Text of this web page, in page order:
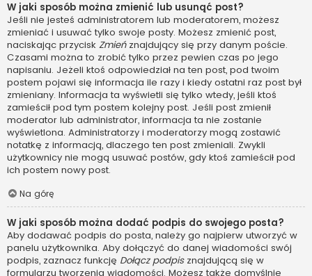
W jaki sposób można zmienić lub usunąć post?
Jeśli nie jesteś administratorem lub moderatorem, możesz
zmieniać i usuwać tylko swoje posty. Możesz zmienić post,
naciskając przycisk Zmieńznajdujący się przy danym poście.
Czasami można to zrobić tylko przez pewien czas po jego
napisaniu. Jeżeli ktoś odpowiedział na ten post, pod twoim
postem pojawi się informacja ile razy i kiedy ostatni raz post był
zmieniany. Informacja ta wyświetli się tylko wtedy, jeśli ktoś
zamieścił pod tym postem kolejny post. Jeśli post zmienił
moderator lub administrator, informacja ta nie zostanie
wyświetlona. Administratorzy i moderatorzy mogą zostawić
notatkę z informacją, dlaczego ten post zmieniali. Zwykli
użytkownicy nie mogą usuwać postów, gdy ktoś zamieścił pod
ich postem nowy post.
Na górę
W jaki sposób można dodać podpis do swojego posta?
Aby dodawać podpis do posta, należy go najpierw utworzyć w
panelu użytkownika. Aby dołączyć do danej wiadomości swój
podpis, zaznacz funkcję Dołącz podpisznajdującą się w
formularzu tworzenia wiadomości. Możesz także domyślnie